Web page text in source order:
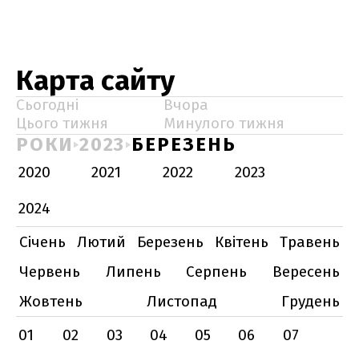
Карта сайту
Сьогодні
Вчора
Цього тижня
Минулого тижня
РОКИ 2023 БЕРЕЗЕНЬ
2020 2021 2022
2023
2024
Січень
Лютий Березень Квітень
Травень
Червень
Липень Серпень
Вересень
Жовтень
Листопад
Грудень
01
02 03 04 05 06
07